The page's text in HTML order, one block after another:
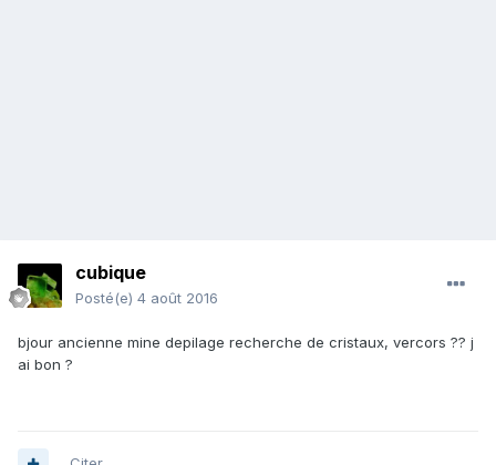
cubique
Posté(e) 4 août 2016
bjour ancienne mine depilage recherche de cristaux, vercors ?? j
ai bon ?